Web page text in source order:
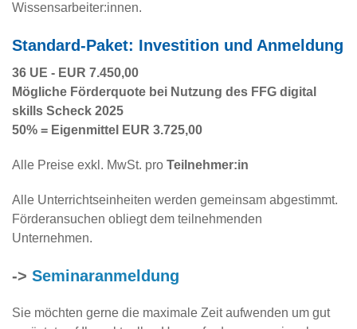
Wissensarbeiter:innen.
Standard-Paket: Investition und Anmeldung
36 UE - EUR 7.450,00
Mögliche Förderquote bei Nutzung des FFG digital
skills Scheck 2025
50% = Eigenmittel EUR 3.725,00
Alle Preise exkl. MwSt. pro Teilnehmer:in
Alle Unterrichtseinheiten werden gemeinsam abgestimmt.
Förderansuchen obliegt dem teilnehmenden
Unternehmen.
-> Seminaranmeldung
Sie möchten gerne die maximale Zeit aufwenden um gut